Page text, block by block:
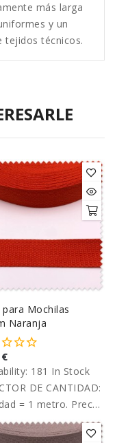
más larga
y un
tejidos técnicos.
para Mochilas
Naranja
181 In Stock
DE CANTIDAD:
= 1 metro. Precio